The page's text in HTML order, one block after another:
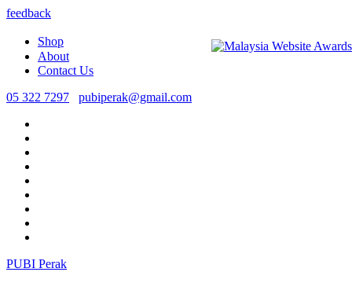
feedback
Shop
About
Contact Us
05 322 7297
pubiperak@gmail.com
PUBI Perak